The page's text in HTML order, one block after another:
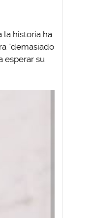
la historia ha
“demasiado
esperar su